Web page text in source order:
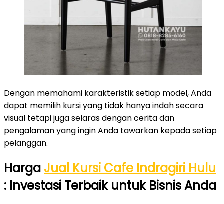
Dengan memahami karakteristik setiap model, Anda
dapat memilih kursi yang tidak hanya indah secara
visual tetapi juga selaras dengan cerita dan
pengalaman yang ingin Anda tawarkan kepada setiap
pelanggan.
Harga Jual Kursi Cafe Indragiri Hulu
: Investasi Terbaik untuk Bisnis Anda